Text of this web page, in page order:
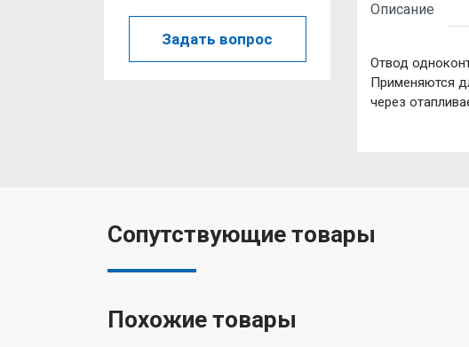
Задать вопрос
Описание
Отвод
Применяются
через
Сопутствующие товары
Похожие товары